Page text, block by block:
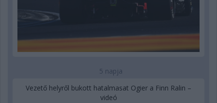
5 napja
Vezető helyről bukott hatalmasat Ogier a Finn Ralin –
videó